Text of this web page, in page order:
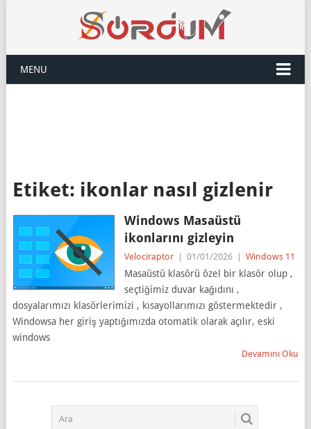
MENU
Etiket: ikonlar nasıl gizlenir
Windows Masaüstü
ikonlarını gizleyin
Velociraptor 01/01/2026 Windows 11
Masaüstü klasörü özel bir klasör olup ,
seçtiğimiz duvar kağıdını ,
dosyalarımızı klasörlerimizi , kısayollarımızı göstermektedir ,
Windowsa her giriş yaptığımızda otomatik olarak açılır, eski
windows
Devamını Oku